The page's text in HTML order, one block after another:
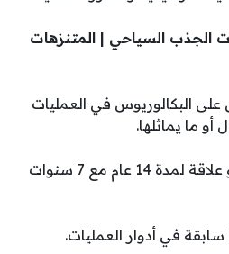
الجذب السياحي | المتنزهات
البكالوريوس في العمليات
أو ما يماثلها.
­- لديه خبرة في مجال ذو علاقة لمدة 14 عام مع 7 سنوات
في أدوار العمليات.